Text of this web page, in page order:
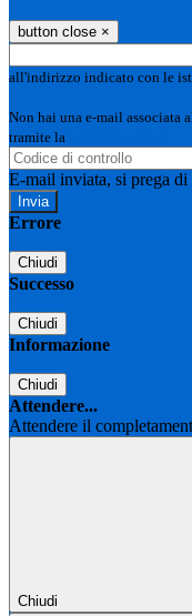
button close ×
all'indirizzo indicato con le
Non hai una e-mail associata
tramite la
E-mail inviata, si prega di
Errore
Chiudi
Successo
Chiudi
Informazione
Chiudi
Attendere...
Attendere il
Chiudi